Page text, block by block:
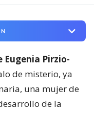
Eugenia Pirzio-
de misterio, ya
una mujer de
de la